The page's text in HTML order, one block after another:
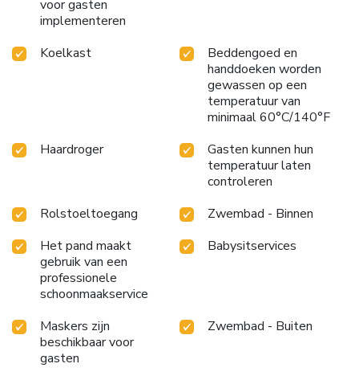
voor gasten
implementeren
Koelkast
Beddengoed en
handdoeken worden
gewassen op een
temperatuur van
minimaal 60°C/140°F
Haardroger
Gasten kunnen hun
temperatuur laten
controleren
Rolstoeltoegang
Zwembad - Binnen
Het pand maakt
gebruik van een
professionele
schoonmaakservice
Babysitservices
Maskers zijn
beschikbaar voor
gasten
Zwembad - Buiten